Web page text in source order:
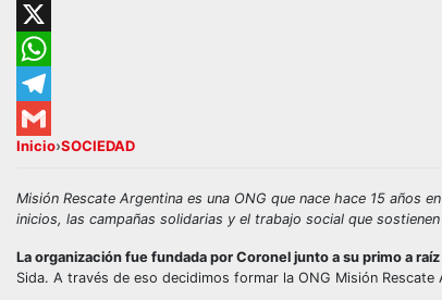
Facebook
X
WhatsApp
Telegram
Gmail
Inicio›SOCIEDAD
Misión Rescate Argentina es una ONG que nace hace 15 años
inicios, las campañas solidarias y el trabajo social que sostienen
La organización fue fundada por Coronel junto a su primo a
Sida. A través de eso decidimos formar la ONG Misión Rescate